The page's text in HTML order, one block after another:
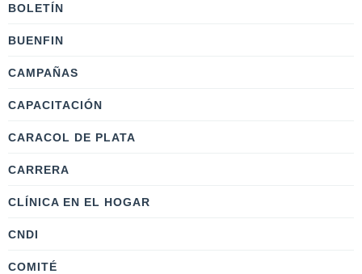
BOLETÍN
BUENFIN
CAMPAÑAS
CAPACITACIÓN
CARACOL DE PLATA
CARRERA
CLÍNICA EN EL HOGAR
CNDI
COMITÉ